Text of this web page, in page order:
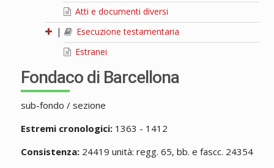
Atti e documenti diversi
|
Esecuzione testamentaria
Estranei
Fondaco di Barcellona
sub-fondo / sezione
Estremi cronologici:1363 - 1412
Consistenza:24419 unità: regg. 65, bb. e fascc. 24354